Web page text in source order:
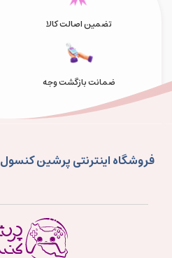
تضمین اصالت کالا
ضمانت بازگشت وجه
فروشگاه اینترنتی پرشین کنسول